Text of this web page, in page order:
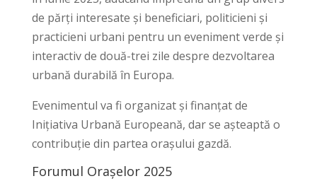
de părți interesate și beneficiari, politicieni și
practicieni urbani pentru un eveniment verde și
interactiv de două-trei zile despre dezvoltarea
urbană durabilă în Europa.
Evenimentul va fi organizat și finanțat de
Inițiativa Urbană Europeană, dar se așteaptă o
contribuție din partea orașului gazdă.
Forumul Orașelor 2025